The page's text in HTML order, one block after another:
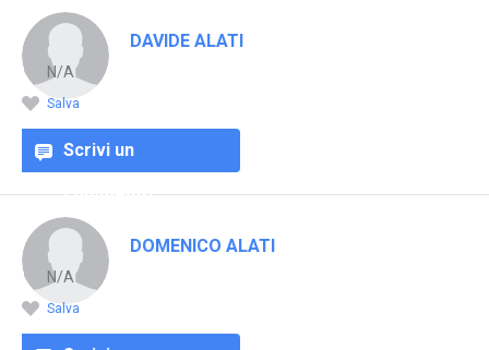
DAVIDE ALATI
N/A
Salva
Scrivi un
commento
DOMENICO ALATI
N/A
Salva